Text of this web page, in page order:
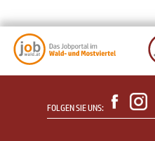
FOLGEN SIE UNS: